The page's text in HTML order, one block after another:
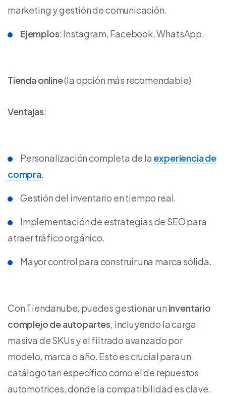
marketing y gestión de comunicación.
Ejemplos: Instagram, Facebook, WhatsApp.
Tienda online(la opción más recomendable)
Ventajas:
Personalización completa de la experiencia de
compra.
Gestión del inventario en tiempo real.
Implementación de estrategias de SEO para
atraer tráfico orgánico.
Mayor control para construir una marca sólida.
Con Tiendanube, puedes gestionar un inventario
complejo de autopartes, incluyendo la carga
masiva de SKUs y el filtrado avanzado por
modelo, marca o año. Esto es crucial para un
catálogo tan específico como el de repuestos
automotrices, donde la compatibilidad es clave.